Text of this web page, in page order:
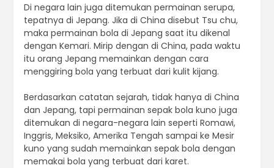
Di negara lain juga ditemukan permainan serupa,
tepatnya di Jepang. Jika di China disebut Tsu chu,
maka permainan bola di Jepang saat itu dikenal
dengan Kemari. Mirip dengan di China, pada waktu
itu orang Jepang memainkan dengan cara
menggiring bola yang terbuat dari kulit kijang.
Berdasarkan catatan sejarah, tidak hanya di China
dan Jepang, tapi permainan sepak bola kuno juga
ditemukan di negara-negara lain seperti Romawi,
Inggris, Meksiko, Amerika Tengah sampai ke Mesir
kuno yang sudah memainkan sepak bola dengan
memakai bola yang terbuat dari karet.